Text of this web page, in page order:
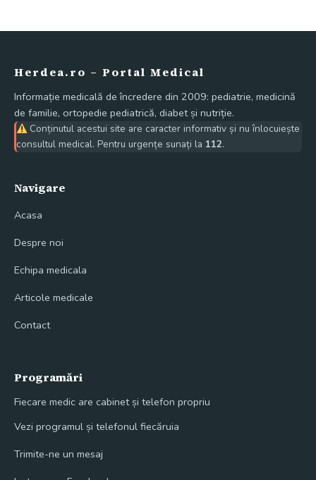
Herdea.ro – Portal Medical
Informație medicală de încredere din 2009: pediatrie, medicină
de familie, ortopedie pediatrică, diabet și nutriție.
Conținutul acestui site are caracter informativ și nu înlocuiește
consultul medical. Pentru urgențe sunați la 112.
Navigare
Acasa
Despre noi
Echipa medicala
Articole medicale
Contact
Programări
Fiecare medic are cabinet și telefon propriu
Vezi programul și telefonul fiecăruia
Trimite-ne un mesaj